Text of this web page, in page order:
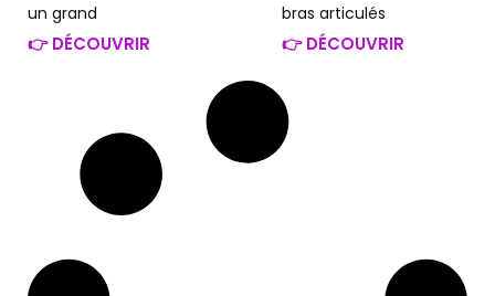
un grand
👉 DÉCOUVRIR
bras articulés
👉 DÉCOUVRIR